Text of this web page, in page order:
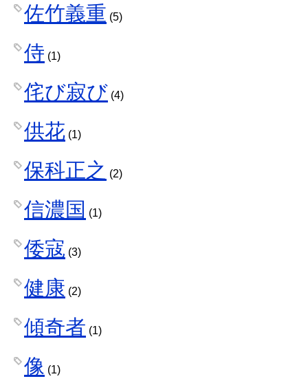
佐竹義重 (5)
侍 (1)
侘び寂び (4)
供花 (1)
保科正之 (2)
信濃国 (1)
倭寇 (3)
健康 (2)
傾奇者 (1)
像 (1)